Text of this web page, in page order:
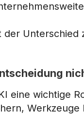
der
eine wichtige